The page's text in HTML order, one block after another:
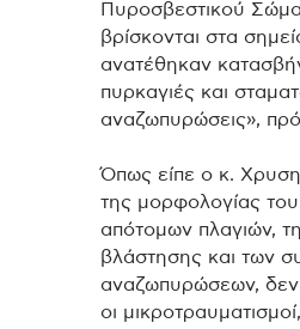
Πυροσβεστικού
βρίσκονται στα
ανατέθηκαν
πυρκαγιές και
αναζωπυρώσεις»,
Όπως είπε ο κ.
της μορφολογίας
απότομων πλαγιών,
βλάστησης και των
αναζωπυρώσεων, δεν
οι